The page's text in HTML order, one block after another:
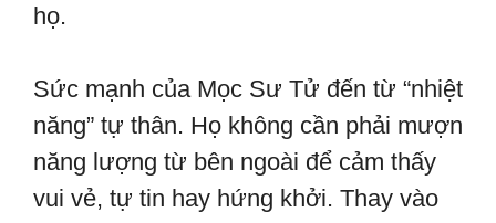
họ.
Sức mạnh của Mọc Sư Tử đến từ “nhiệt
năng” tự thân. Họ không cần phải mượn
năng lượng từ bên ngoài để cảm thấy
vui vẻ, tự tin hay hứng khởi. Thay vào